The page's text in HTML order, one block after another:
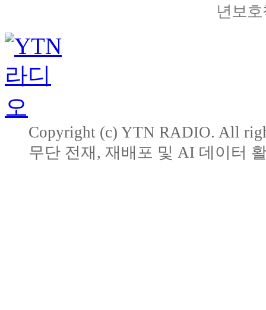
년보
Copyright (c) YTN RADIO. All
무단 전재, 재배포 및 AI 데이터